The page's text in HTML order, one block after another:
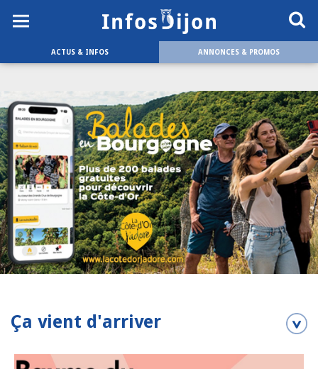
ACTUS & INFOS ANNONCES & PROMOS
Ça vient d'arriver